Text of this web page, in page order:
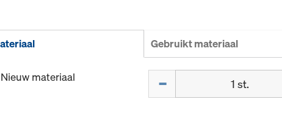
Gebruikt materiaal
materiaal